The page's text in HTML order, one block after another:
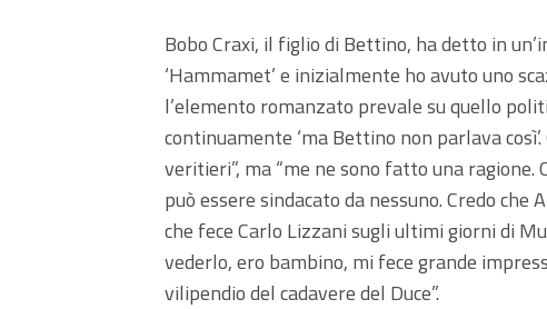
Bobo Craxi, il figlio di Bettino, ha detto in
‘Hammamet’ e inizialmente ho avuto uno
l’elemento romanzato prevale su quello
continuamente ‘ma Bettino non parlava
veritieri”, ma “me ne sono fatto una
può essere sindacato da nessuno. Credo
che fece Carlo Lizzani sugli ultimi giorni di
vederlo, ero bambino, mi fece grande
vilipendio del cadavere del Duce”.